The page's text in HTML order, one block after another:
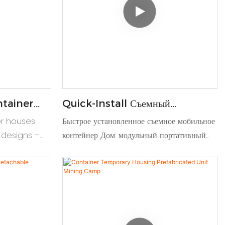
houses
–
‌Quick-Install Съемный
Мобильный Контейнер Дом
Быстрое установленное съемное мобильное
контейнер Дом: модульный портативный
Перемещение для временного/
коммерческого использования